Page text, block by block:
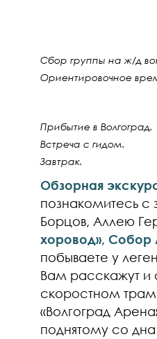
Сбор группы на ж/д
Ориентировочное
Прибытие в Волгоград.
Встреча с гидом.
Завтрак.
Обзорная
познакомитесь с
Борцов, Аллею
хоровод», Собор
побываете у
Вам расскажут и
скоростном
«Волгоград
поднятому со